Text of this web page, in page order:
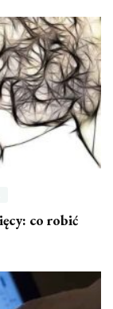
co robić